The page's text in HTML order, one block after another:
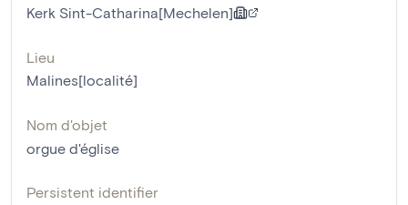
Kerk Sint-Catharina[Mechelen]
Lieu
Malines[localité]
Nom d'objet
orgue d'église
Persistent identifier